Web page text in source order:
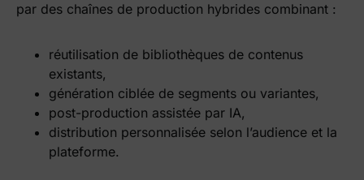
par des chaînes de production hybrides combinant :
réutilisation de bibliothèques de contenus
existants,
génération ciblée de segments ou variantes,
post-production assistée par IA,
distribution personnalisée selon l’audience et la
plateforme.